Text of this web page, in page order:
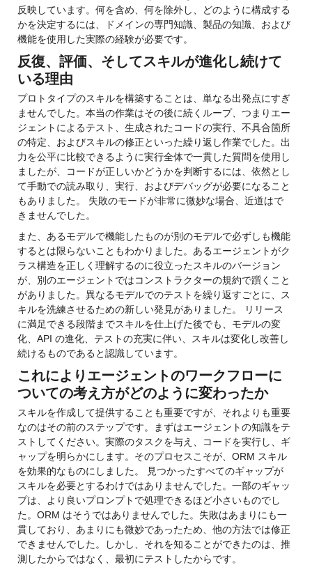
反映しています。何を含め、何を除外し、どのように構成する
かを決定するには、ドメインの専門知識、製品の知識、および
機能を使用した実際の経験が必要です。
反復、評価、そしてスキルが進化し続けて
いる理由
プロトタイプのスキルを構築することは、単なる出発点にすぎ
ませんでした。 本当の作業はその後に続くループ、つまりエー
ジェントによるテスト、生成されたコードの実行、不具合箇所
の特定、およびスキルの修正といった繰り返し作業でした。 出
力を公平に比較できるように実行全体で一貫した質問を使用し
ましたが、コードが正しいかどうかを判断するには、依然とし
て手動での読み取り、実行、およびデバッグが必要になること
もありました。 失敗のモードが非常に微妙な場合、近道はで
きませんでした。
また、あるモデルで機能したものが別のモデルで必ずしも機能
するとは限らないこともわかりました。あるエージェントがク
ラス構造を正しく理解するのに役立ったスキルのバージョン
が、別のエージェントではコンストラクターの規約で躓くこと
がありました。異なるモデルでのテストを繰り返すごとに、ス
キルを洗練させるための新しい発見がありました。 リリース
に満足できる段階までスキルを仕上げた後でも、モデルの変
化、API の進化、テストの充実に伴い、スキルは変化し改善し
続けるものであると認識しています。
これによりエージェントのワークフローに
ついての考え方がどのように変わったか
スキルを作成して提供することも重要ですが、それよりも重要
なのはその前のステップです。まずはエージェントの知識をテ
ストしてください。実際のタスクを与え、コードを実行し、ギ
ャップを明らかにします。そのプロセスこそが、ORM スキル
を効果的なものにしました。 見つかったすべてのギャップが
スキルを必要とするわけではありませんでした。一部のギャッ
プは、より良いプロンプトで処理できるほど小さいものでし
た。ORM はそうではありませんでした。失敗はあまりにも一
貫しており、あまりにも微妙であったため、他の方法では修正
できませんでした。しかし、それを知ることができたのは、推
測したからではなく、最初にテストしたからです。